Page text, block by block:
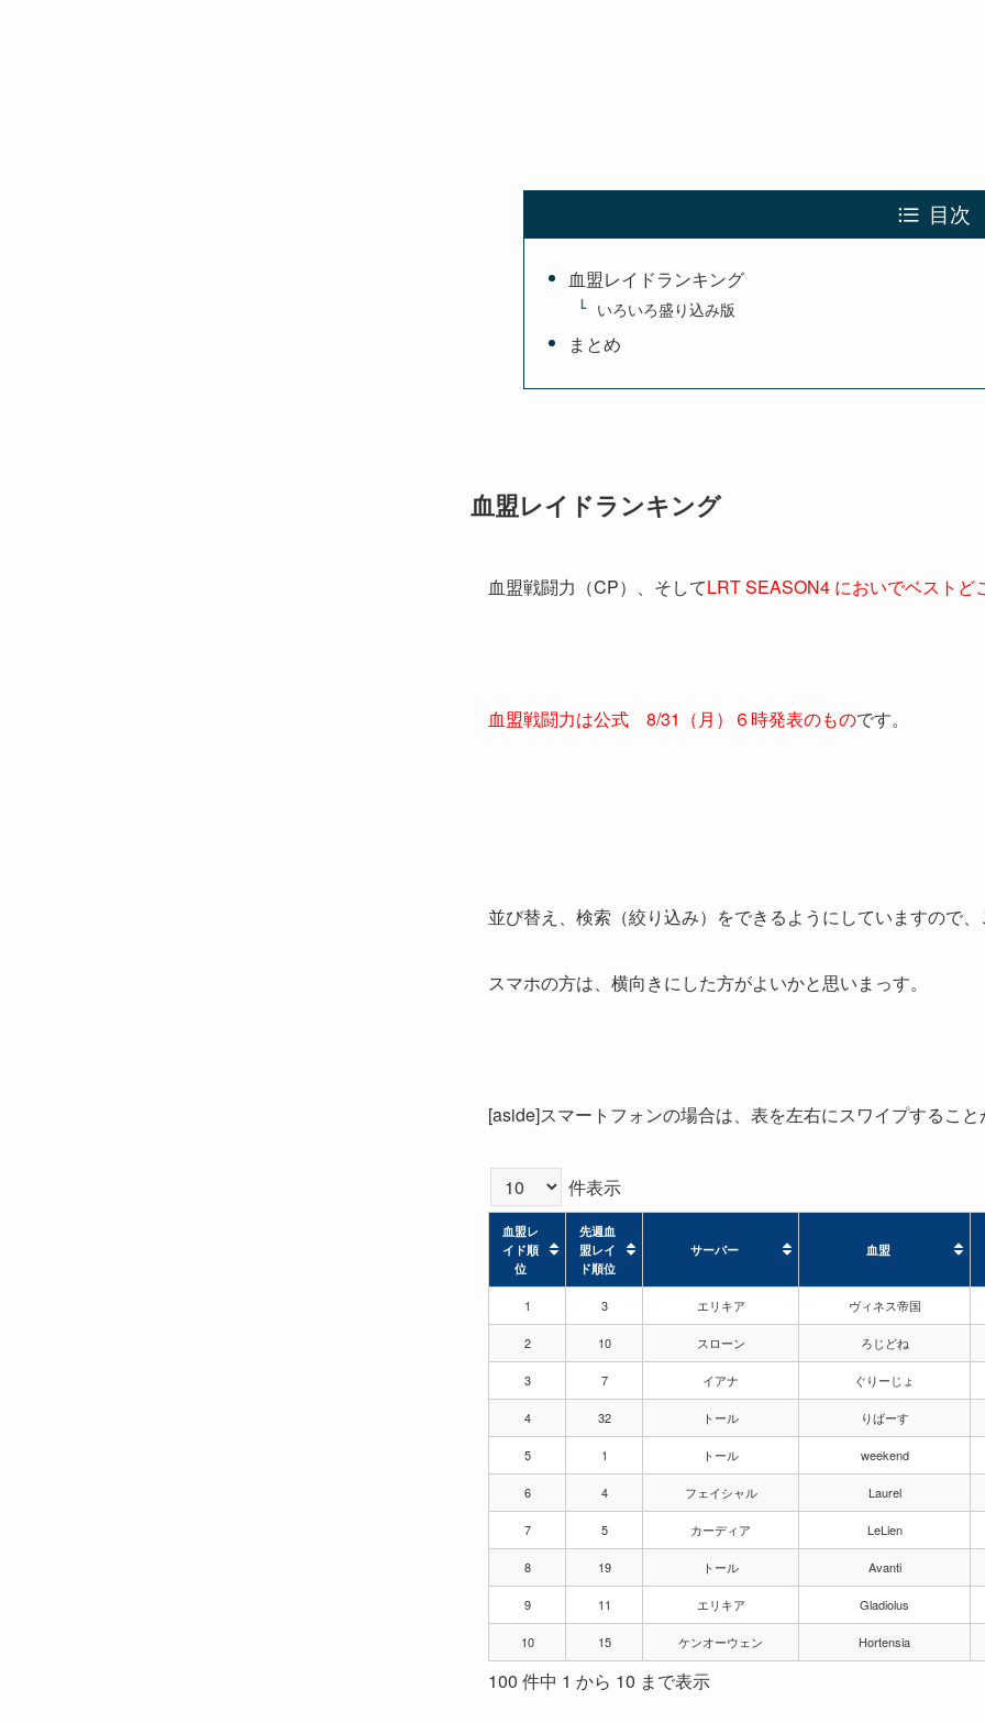
目次
血盟レイドランキング
いろいろ盛り込み版
まとめ
血盟レイドランキング
血盟戦闘力（CP）、そしてLRT SEASON4 においでベストど
血盟戦闘力は公式 8/31（月）６時発表のものです。
並び替え、検索（絞り込み）をできるようにしていますので
スマホの方は、横向きにした方がよいかと思いまっす。
[aside]スマートフォンの場合は、表を左右にスワイプするこ
件表示
血盟レ
イド順
位
先週血
盟レイ
ド順位
サーバー 血盟
イド順
盟レイ
1 3 エリキア ヴィネス帝国
2 10 スローン ろじどね
3 7 イアナ ぐりーじょ
4 32 トール りばーす
5 1 トール weekend
6 4 フェイシャル Laurel
7 5 カーディア LeLien
8 19 トール Avanti
9 11 エリキア Gladiolus
10 15 ケンオーウェン Hortensia
100 件中 1 から 10 まで表示